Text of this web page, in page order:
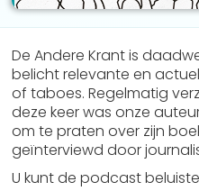
De Andere Krant is
belicht relevante en
of taboes. Regelmatig
deze keer was onze
om te praten over zijn
geïnterviewd door
U kunt de podcast